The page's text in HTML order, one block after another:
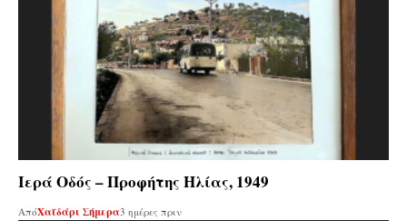
Ιερά Οδός – Προφήτης Ηλίας, 1949
ΑπόΧαϊδάρι Σήμερα3 ημέρες πριν